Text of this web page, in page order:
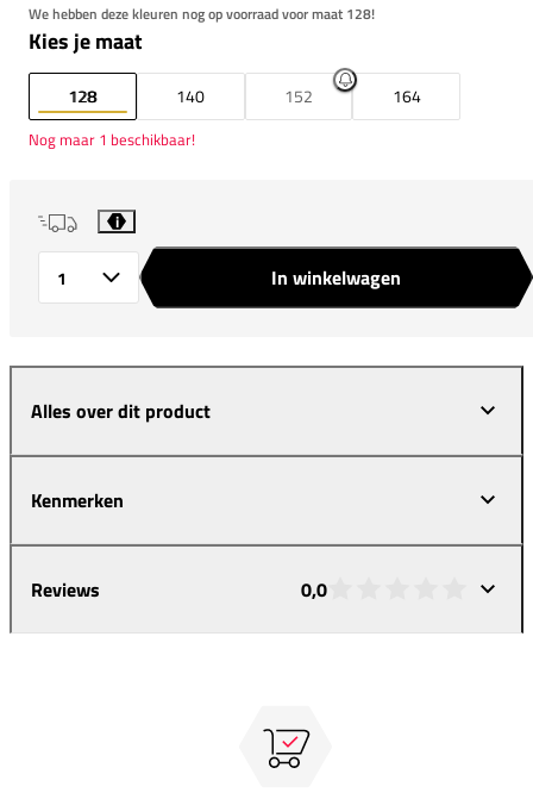
We hebben deze kleuren nog op voorraad voor maat 128!
Kies je maat
128 140 152 164
Nog maar 1 beschikbaar!
i
In winkelwagen
Alles over dit product
Kenmerken
Reviews 0,0